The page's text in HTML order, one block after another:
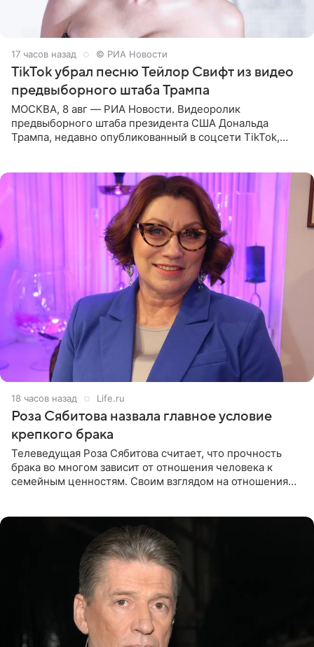
17 часов назад © РИА Новости
TikTok убрал песню Тейлор Свифт из видео
предвыборного штаба Трампа
МОСКВА, 8 авг — РИА Новости. Видеоролик
предвыборного штаба президента США Дональда
Трампа, недавно опубликованный в соцсети TikTok,
18 часов назад Life.ru
Роза Сябитова назвала главное условие
крепкого брака
Телеведущая Роза Сябитова считает, что прочность
брака во многом зависит от отношения человека к
семейным ценностям. Своим взглядом на отношения